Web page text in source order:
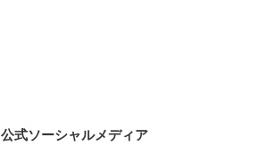
公式ソーシャルメディア